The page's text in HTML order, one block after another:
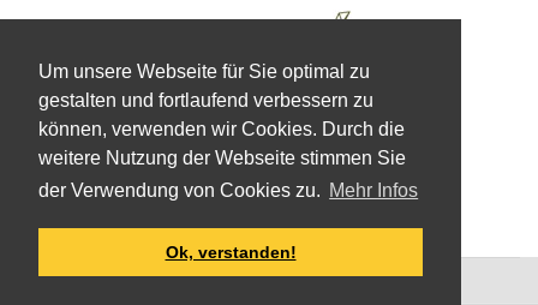
Um unsere Webseite für Sie optimal zu
gestalten und fortlaufend verbessern zu
können, verwenden wir Cookies. Durch die
weitere Nutzung der Webseite stimmen Sie
der Verwendung von Cookies zu. Mehr Infos
Ok, verstanden!
CVI
Produkte